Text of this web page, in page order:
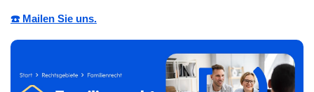
☎️ Mailen Sie uns.